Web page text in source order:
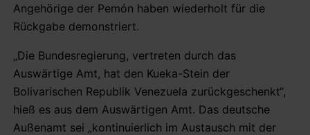
Angehörige der Pemón haben wiederholt für die
Rückgabe demonstriert.
„Die Bundesregierung, vertreten durch das
Auswärtige Amt, hat den Kueka-Stein der
Bolivarischen Republik Venezuela zurückgeschenkt“,
hieß es aus dem Auswärtigen Amt. Das deutsche
Außenamt sei „kontinuierlich im Austausch mit der